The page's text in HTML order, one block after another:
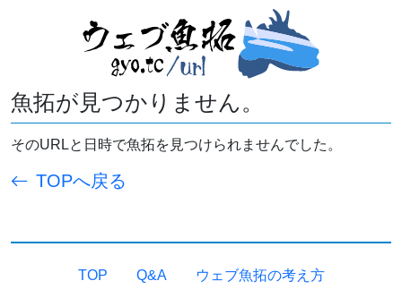
魚拓が見つかりません。
そのURLと日時で魚拓を見つけられませんでした。
TOPへ戻る
TOP Q&A ウェブ魚拓の考え方